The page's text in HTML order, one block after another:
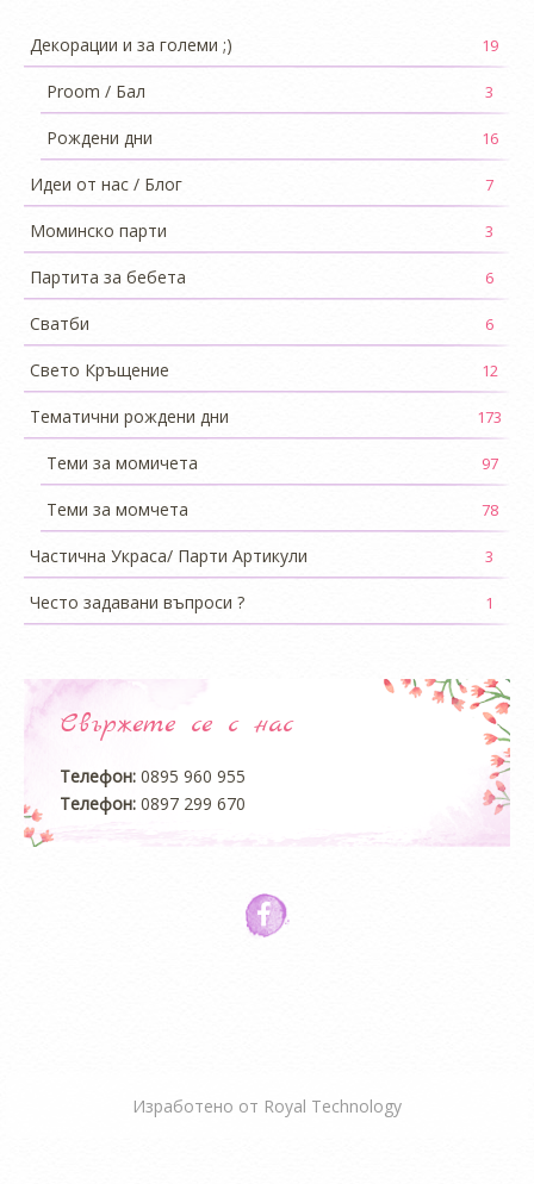
Декорации и за големи ;) 19
Proom / Бал 3
Рождени дни 16
Идеи от нас / Блог 7
Моминско парти 3
Партита за бебета 6
Сватби 6
Свето Кръщение 12
Тематични рождени дни 173
Теми за момичета 97
Теми за момчета 78
Частична Украса/ Парти Артикули 3
Често задавани въпроси ? 1
Свържете се с нас
Телефон: 0895 960 955
Телефон: 0897 299 670
Изработено от Royal Technology